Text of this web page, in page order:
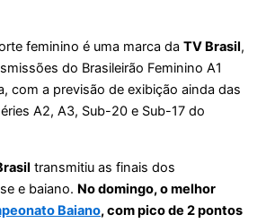
feminino é uma marca da TV Brasil,
do Brasileirão Feminino A1
com a previsão de exibição ainda das
A2, A3, Sub-20 e Sub-17 do
transmitiu as finais dos
e baiano. No domingo, o melhor
Baiano, com pico de 2 pontos